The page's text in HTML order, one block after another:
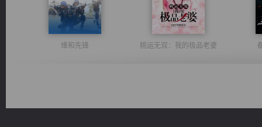
维和先锋 桃运无双：我的极品老婆